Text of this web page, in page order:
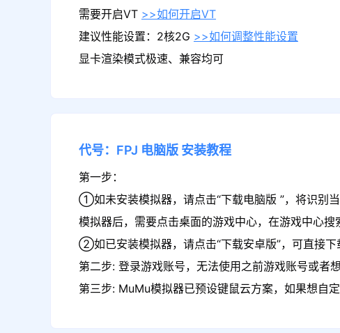
需要开启VT >>如何开启VT
建议性能设置：2核2G >>如何调整性能设置
显卡渲染模式极速、兼容均可
代号：FPJ 电脑版 安装教程
第一步：
①如未安装模拟器，请点击“下载电脑版 ”，将识别
模拟器后，需要点击桌面的游戏中心，在游戏中心搜
②如已安装模拟器，请点击“下载安卓版”，可直接下
第二步: 登录游戏账号，无法使用之前游戏账号或
第三步: MuMu模拟器已预设键鼠云方案，如果想自